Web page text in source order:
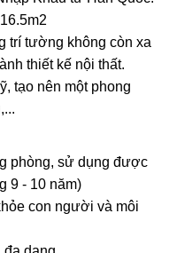
trí tường không còn xa
thiết kế nội thất.
tạo nên một phong
phòng, sử dụng được
9 - 10 năm)
con người và môi